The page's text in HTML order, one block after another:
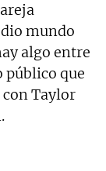
mundo
algo entre
público que
con Taylor